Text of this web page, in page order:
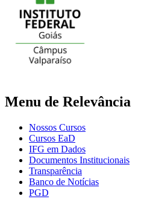
Menu de Relevância
Nossos Cursos
Cursos EaD
IFG em Dados
Documentos Institucionais
Transparência
Banco de Notícias
PGD